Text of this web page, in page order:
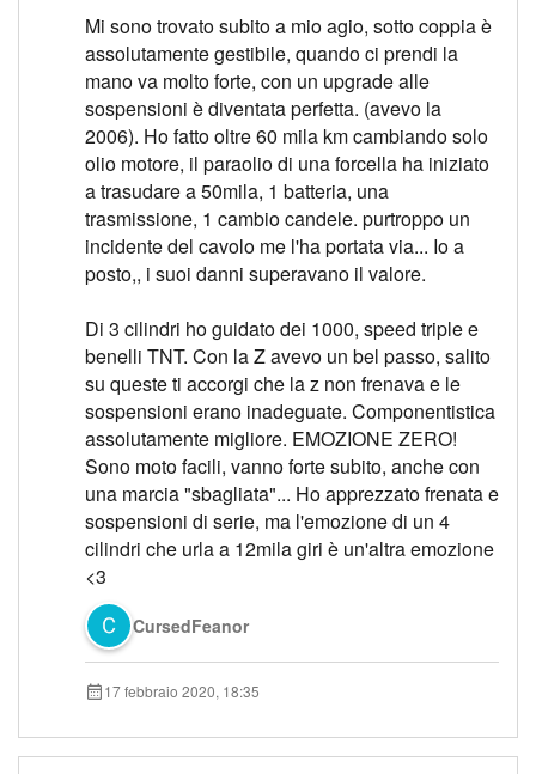
Mi sono trovato subito a mio agio, sotto coppia è
assolutamente gestibile, quando ci prendi la
mano va molto forte, con un upgrade alle
sospensioni è diventata perfetta. (avevo la
2006). Ho fatto oltre 60 mila km cambiando solo
olio motore, il paraolio di una forcella ha iniziato
a trasudare a 50mila, 1 batteria, una
trasmissione, 1 cambio candele. purtroppo un
incidente del cavolo me l'ha portata via... Io a
posto,, i suoi danni superavano il valore.
Di 3 cilindri ho guidato dei 1000, speed triple e
benelli TNT. Con la Z avevo un bel passo, salito
su queste ti accorgi che la z non frenava e le
sospensioni erano inadeguate. Componentistica
assolutamente migliore. EMOZIONE ZERO!
Sono moto facili, vanno forte subito, anche con
una marcia "sbagliata"... Ho apprezzato frenata e
sospensioni di serie, ma l'emozione di un 4
cilindri che urla a 12mila giri è un'altra emozione
<3
CursedFeanor
17 febbraio 2020, 18:35